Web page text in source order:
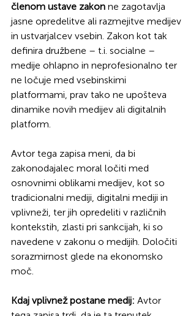
členom ustave zakon ne zagotavlja
jasne opredelitve ali razmejitve medijev
in ustvarjalcev vsebin. Zakon kot tak
definira družbene – t.i. socialne –
medije ohlapno in neprofesionalno ter
ne ločuje med vsebinskimi
platformami, prav tako ne upošteva
dinamike novih medijev ali digitalnih
platform.
Avtor tega zapisa meni, da bi
zakonodajalec moral ločiti med
osnovnimi oblikami medijev, kot so
tradicionalni mediji, digitalni mediji in
vplivneži, ter jih opredeliti v različnih
kontekstih, zlasti pri sankcijah, ki so
navedene v zakonu o medijih. Določiti
sorazmirnost glede na ekonomsko
moč.
Kdaj vplivnež postane medij: Avtor